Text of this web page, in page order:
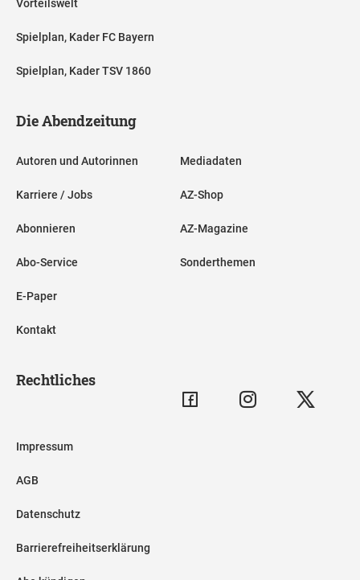
Vorteilswelt
Spielplan, Kader FC Bayern
Spielplan, Kader TSV 1860
Die Abendzeitung
Autoren und Autorinnen
Karriere / Jobs
Abonnieren
Abo-Service
E-Paper
Kontakt
Mediadaten
AZ-Shop
AZ-Magazine
Sonderthemen
Rechtliches
Impressum
AGB
Datenschutz
Barrierefreiheitserklärung